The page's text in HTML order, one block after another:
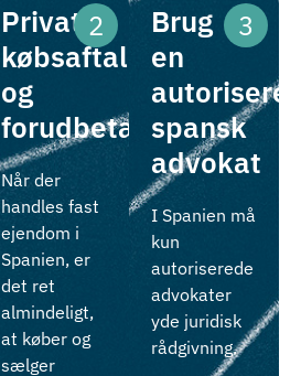
Privat
købsaftale
og
forudbetaling
Når der
handles fast
ejendom i
Spanien, er
det ret
almindeligt,
at køber og
sælger
2
Brug
en
autoriseret
spansk
advokat
I Spanien må
kun
autoriserede
advokater
yde juridisk
rådgivning.
3